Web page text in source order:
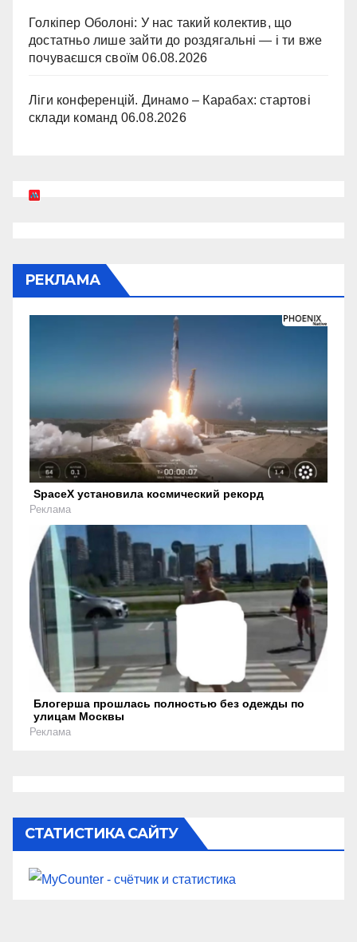
Голкіпер Оболоні: У нас такий колектив, що
достатньо лише зайти до роздягальні — і ти вже
почуваєшся своїм 06.08.2026
Ліги конференцій. Динамо – Карабах: стартові
склади команд 06.08.2026
РЕКЛАМА
SpaceX установила космический рекорд
Реклама
Блогерша прошлась полностью без одежды по
улицам Москвы
Реклама
СТАТИСТИКА САЙТУ